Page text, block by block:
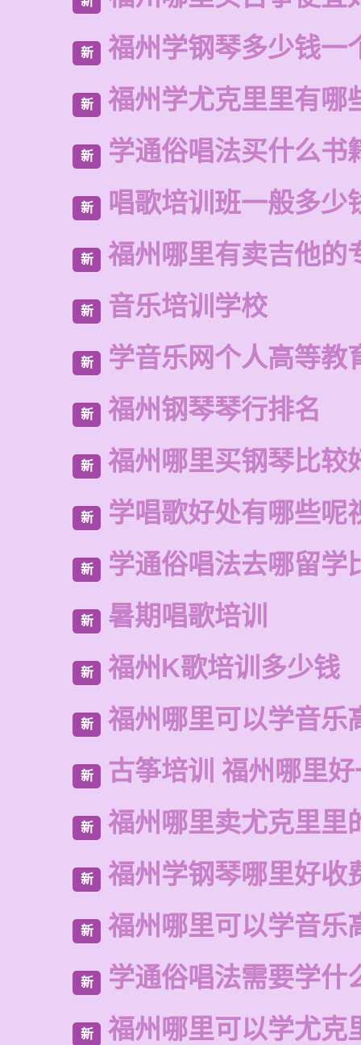
新 福州学钢琴多少钱一
新 福州学尤克里里有哪
新 学通俗唱法买什么书
新 唱歌培训班一般多少
新 福州哪里有卖吉他的
新 音乐培训学校
新 学音乐网个人高等教
新 福州钢琴琴行排名
新 福州哪里买钢琴比较
新 学唱歌好处有哪些呢
新 学通俗唱法去哪留学
新 暑期唱歌培训
新 福州K歌培训多少钱
新 福州哪里可以学音乐
新 古筝培训 福州哪里
新 福州哪里卖尤克里里
新 福州学钢琴哪里好收
新 福州哪里可以学音乐
新 学通俗唱法需要学什
新 福州哪里可以学尤克